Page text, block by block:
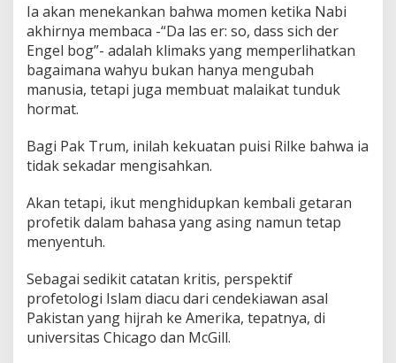
Ia akan menekankan bahwa momen ketika Nabi
akhirnya membaca -“Da las er: so, dass sich der
Engel bog”- adalah klimaks yang memperlihatkan
bagaimana wahyu bukan hanya mengubah
manusia, tetapi juga membuat malaikat tunduk
hormat.
Bagi Pak Trum, inilah kekuatan puisi Rilke bahwa ia
tidak sekadar mengisahkan.
Akan tetapi, ikut menghidupkan kembali getaran
profetik dalam bahasa yang asing namun tetap
menyentuh.
Sebagai sedikit catatan kritis, perspektif
profetologi Islam diacu dari cendekiawan asal
Pakistan yang hijrah ke Amerika, tepatnya, di
universitas Chicago dan McGill.